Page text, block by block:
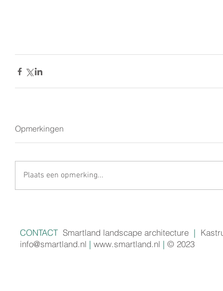
Opmerkingen
Plaats een opmerking...
CONTACTSmartland landscape architecture |
info@smartland.nl | www.smartland.nl | © 2023